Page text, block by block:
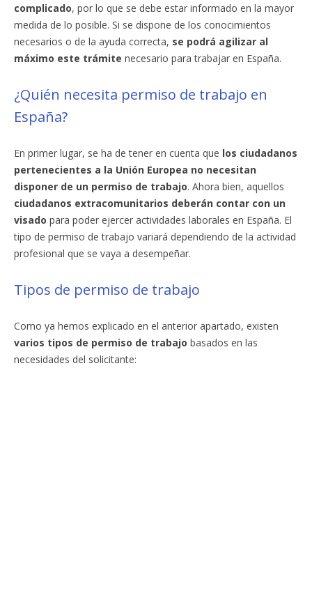
complicado, por lo que se debe estar informado en la mayor
medida de lo posible. Si se dispone de los conocimientos
necesarios o de la ayuda correcta, se podrá agilizar al
máximo este trámite necesario para trabajar en España.
¿Quién necesita permiso de trabajo en
España?
En primer lugar, se ha de tener en cuenta que los ciudadanos
pertenecientes a la Unión Europea no necesitan
disponer de un permiso de trabajo. Ahora bien, aquellos
ciudadanos extracomunitarios deberán contar con un
visado para poder ejercer actividades laborales en España. El
tipo de permiso de trabajo variará dependiendo de la actividad
profesional que se vaya a desempeñar.
Tipos de permiso de trabajo
Como ya hemos explicado en el anterior apartado, existen
varios tipos de permiso de trabajo basados en las
necesidades del solicitante: